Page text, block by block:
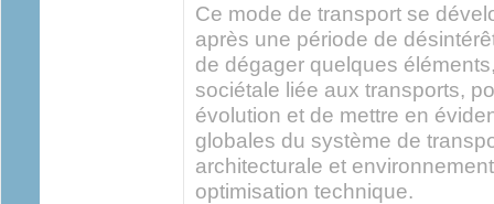
Ce mode de transport se
après une période de
de dégager quelques
sociétale liée aux transports,
évolution et de mettre en
globales du système de
architecturale et
optimisation technique.